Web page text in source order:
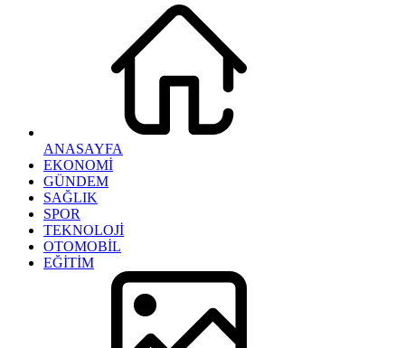
ANASAYFA
EKONOMİ
GÜNDEM
SAĞLIK
SPOR
TEKNOLOJİ
OTOMOBİL
EĞİTİM